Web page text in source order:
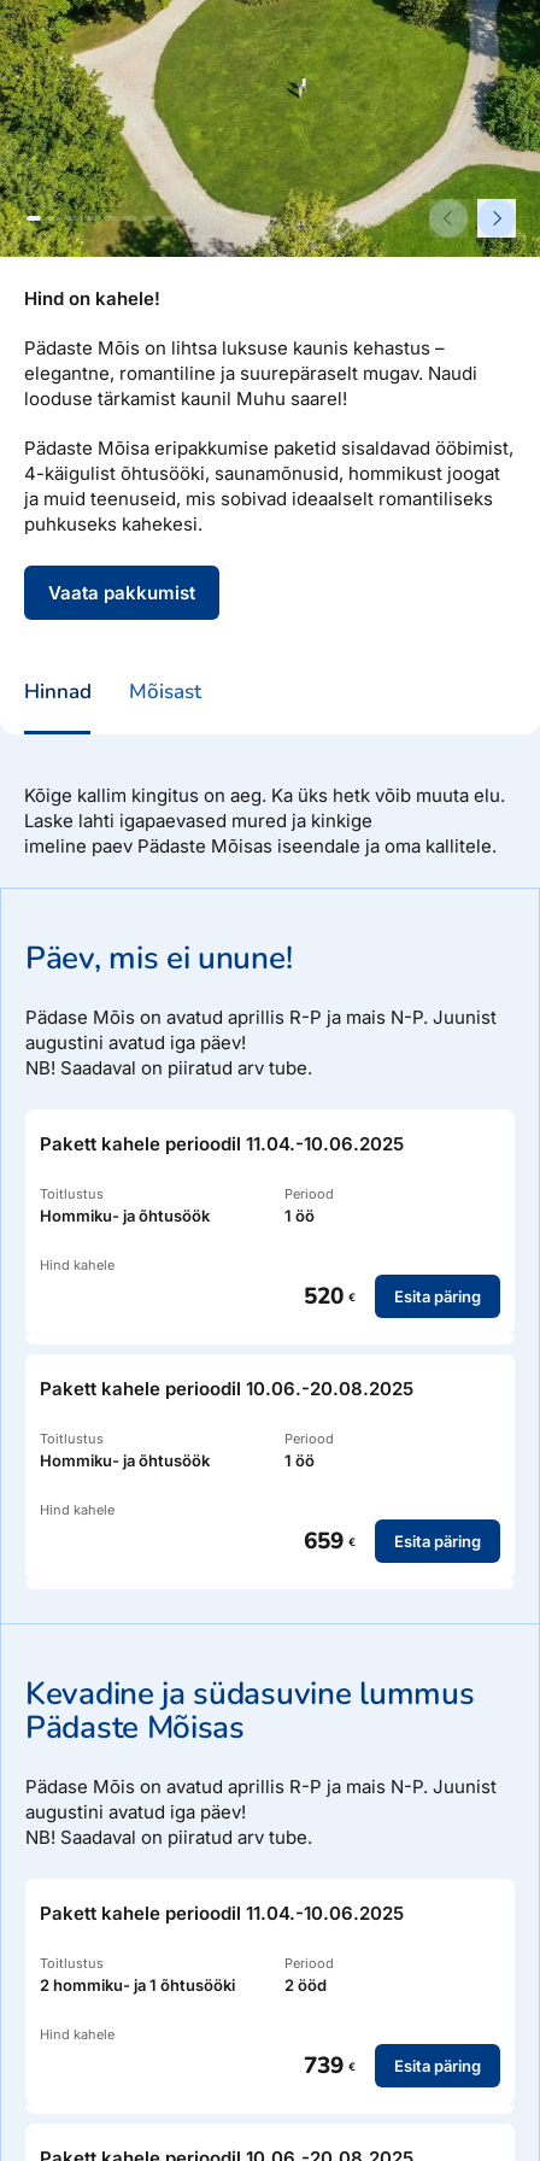
Reisitarvete e-pood
Airalo eSIM
Reisija meelespea
Kuldkaart
Platinum Club
Püsisoodustused
Boonuspunktid
Meist
Ettevõttest, kontaktid, reisikonsultandi teenus, tule
tööle, uudised...
Ettevõttest
Kontaktid
Reisikonsultandi teenus
Hind on kahele!
Pädaste Mõis on lihtsa luksuse kaunis kehastus –
elegantne, romantiline ja suurepäraselt mugav. Naudi
looduse tärkamist kaunil Muhu saarel!
Pädaste Mõisa eripakkumise paketid sisaldavad ööbimist,
4-käigulist õhtusööki, saunamõnusid, hommikust joogat
ja muid teenuseid, mis sobivad ideaalselt romantiliseks
puhkuseks kahekesi.
Vaata pakkumist
Hinnad Mõisast
Kõige kallim kingitus on aeg. Ka üks hetk võib muuta elu.
Laske lahti igapaevased mured ja kinkige
imeline paev Pädaste Mõisas iseendale ja oma kallitele.
Päev, mis ei unune!
Pädase Mõis on avatud aprillis R-P ja mais N-P. Juunist
augustini avatud iga päev!
NB! Saadaval on piiratud arv tube.
Pakett kahele perioodil 11.04.-10.06.2025
Toitlustus
Hommiku- ja õhtusöök
Periood
1 öö
Hind kahele
520 € Esita päring
Pakett kahele perioodil 10.06.-20.08.2025
Toitlustus
Hommiku- ja õhtusöök
Periood
1 öö
Hind kahele
659 € Esita päring
Kevadine ja südasuvine lummus
Pädaste Mõisas
Pädase Mõis on avatud aprillis R-P ja mais N-P. Juunist
augustini avatud iga päev!
NB! Saadaval on piiratud arv tube.
Pakett kahele perioodil 11.04.-10.06.2025
Toitlustus
2 hommiku- ja 1 õhtusööki
Periood
2 ööd
Hind kahele
739 € Esita päring